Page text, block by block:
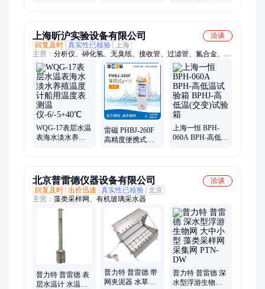
上海昕沪实验设备有限公司
洽谈
回复及时 真实性已核验
上海
主营： 分析仪、砷化氢、无臭纸、接收管、过滤管、氮合金、速
测卡、滴定管、精馏头、葡萄酒、冷凝器、收装置、璃洗瓶、吸
管仪、发酵栓、测定仪、分析筛、定砷仪、发泡剂、玻璃棉、测
试片、萃取管、无臭袋、雾状仪、采样器
WQG-17表层水温
表海水淡水养殖
雷磁 PHBJ-260F
高精度便携式数
上海一恒 BPH-
060A BPH-高低温
北京普雷德仪器设备有限公司
洽谈
回复及时 出价迅速 真实性已核验 北京
主营： 藻类采样网、有机玻璃采水器
普力特 普雷德 表
层水温计 水温表
普力特 普雷德 带
网夹泥器 水草定
普力特 普雷德 深
水型浮游生物网